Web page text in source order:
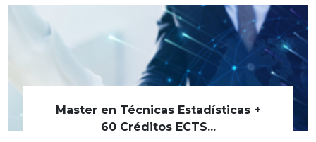
Master en Técnicas Estadísticas +
60 Créditos ECTS...